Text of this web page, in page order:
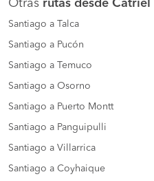
Otras rutas desde Catriel
Santiago a Talca
Santiago a Pucón
Santiago a Temuco
Santiago a Osorno
Santiago a Puerto Montt
Santiago a Panguipulli
Santiago a Villarrica
Santiago a Coyhaique